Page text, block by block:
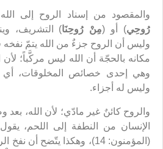
والمقصود من إسناد الروح إلى
رُوحِي) أو (مِنْ رُوحِنَا) التشريف،
وليس أن الروح جزءٌ من الله يتمّ نفخه
مكانه بالحجّة أن الله ليس مركَّباً؛
وهي إحدى خصائص المخلوقات، أي
وليس له أجزاء.
والروح كائنٌ غير مادّي؛ لأن الله،
الإنسان من النطفة إلى اللحم،
(المؤمنون: 14)، وهكذا يتّضح